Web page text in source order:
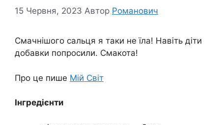
15 Червня, 2023 Автор Романович
Смачнішого сальця я таки не їла! Навіть діти
добавки попросили. Смакота!
Про це пише Мій Світ
Інгредієнти